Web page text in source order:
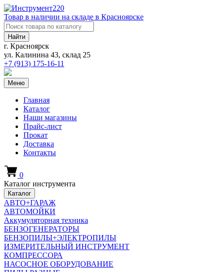
Товар в наличии на складе в Красноярске
Найти
г. Красноярск
ул. Калинина 43, склад 25
+7 (913) 175-16-11
Меню
Главная
Каталог
Наши магазины
Прайс-лист
Прокат
Доставка
Контакты
0
Каталог инструмента
Каталог
АВТО+ГАРАЖ
АВТОМОЙКИ
Аккумуляторная техника
БЕНЗОГЕНЕРАТОРЫ
БЕНЗОПИЛЫ+ЭЛЕКТРОПИЛЫ
ИЗМЕРИТЕЛЬНЫЙ ИНСТРУМЕНТ
КОМПРЕССОРА
НАСОСНОЕ ОБОРУДОВАНИЕ